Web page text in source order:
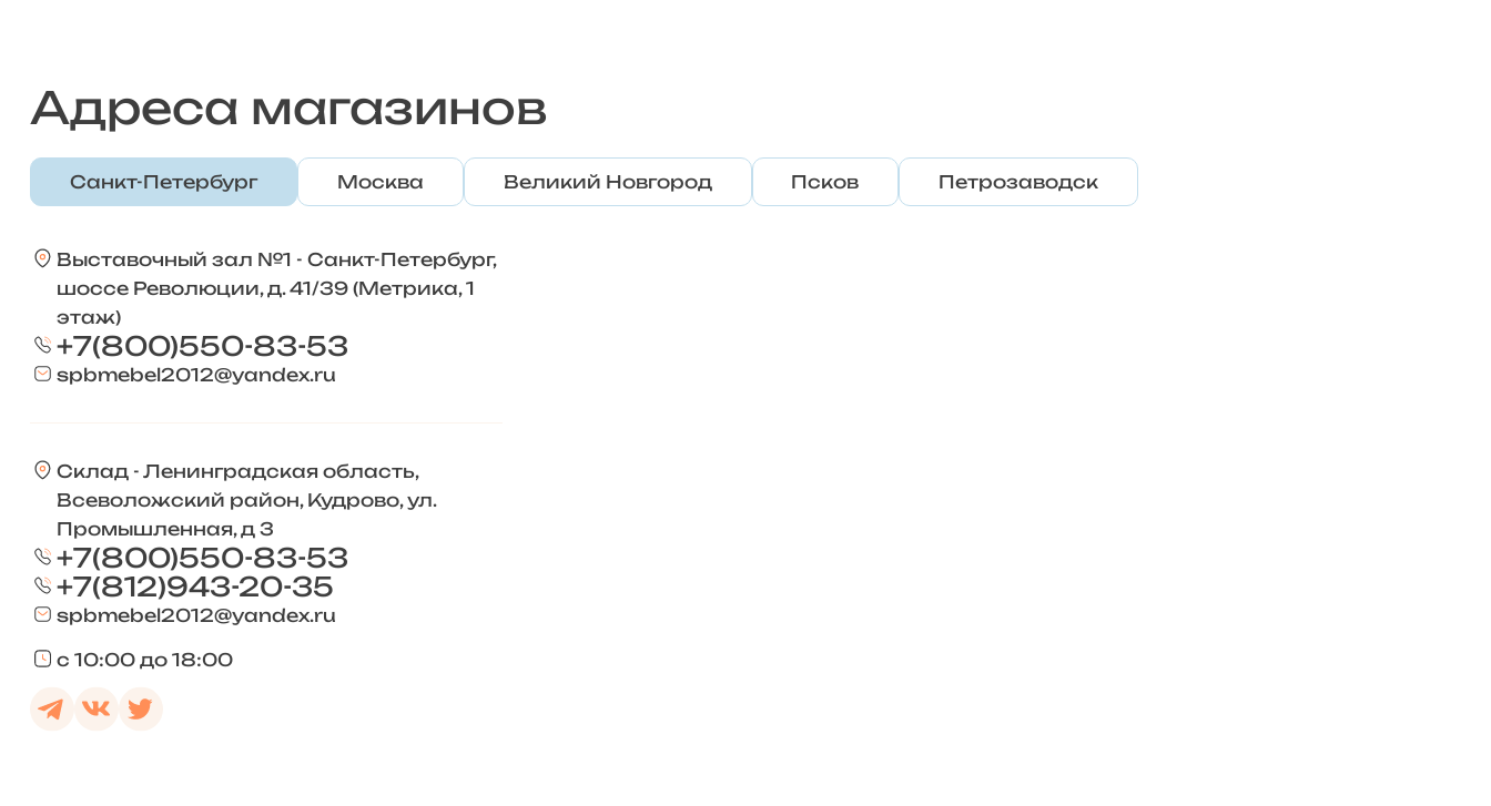
Адреса магазинов
Санкт-Петербург Москва Великий Новгород Псков Петрозаводск
Выставочный зал №1 - Санкт-Петербург,
шоссе Революции, д. 41/39 (Метрика, 1
этаж)
+7(800)550-83-53
spbmebel2012@yandex.ru
Склад - Ленинградская область,
Всеволожский район, Кудрово, ул.
Промышленная, д 3
+7(800)550-83-53
+7(812)943-20-35
spbmebel2012@yandex.ru
с 10:00 до 18:00